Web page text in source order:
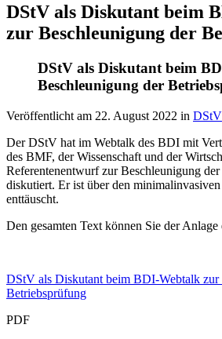
DStV als Diskutant beim
zur Beschleunigung der
DStV als Diskutant beim
Beschleunigung der
Veröffentlicht am 22. August 2022 in DStV
Der DStV hat im Webtalk des BDI mit
des BMF, der Wissenschaft und der
Referentenentwurf zur Beschleunigung
diskutiert. Er ist über den
enttäuscht.
Den gesamten Text können Sie der Anlage
DStV als Diskutant beim BDI-Webtalk zur
Betriebsprüfung
PDF